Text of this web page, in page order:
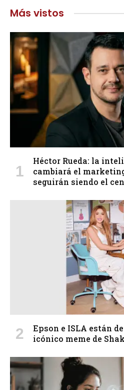
Más vistos
Héctor Rueda: la
cambiará el
seguirán siendo el
Epson e ISLA están
icónico meme de